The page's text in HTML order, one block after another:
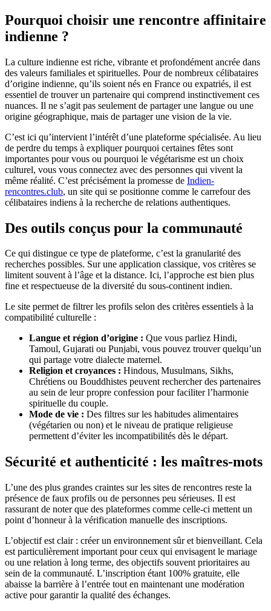
Pourquoi choisir une rencontre affinitaire
indienne ?
La culture indienne est riche, vibrante et profondément ancrée dans
des valeurs familiales et spirituelles. Pour de nombreux célibataires
d’origine indienne, qu’ils soient nés en France ou expatriés, il est
essentiel de trouver un partenaire qui comprend instinctivement ces
nuances. Il ne s’agit pas seulement de partager une langue ou une
origine géographique, mais de partager une vision de la vie.
C’est ici qu’intervient l’intérêt d’une plateforme spécialisée. Au lieu
de perdre du temps à expliquer pourquoi certaines fêtes sont
importantes pour vous ou pourquoi le végétarisme est un choix
culturel, vous vous connectez avec des personnes qui vivent la
même réalité. C’est précisément la promesse de Indien-
rencontres.club, un site qui se positionne comme le carrefour des
célibataires indiens à la recherche de relations authentiques.
Des outils conçus pour la communauté
Ce qui distingue ce type de plateforme, c’est la granularité des
recherches possibles. Sur une application classique, vos critères se
limitent souvent à l’âge et la distance. Ici, l’approche est bien plus
fine et respectueuse de la diversité du sous-continent indien.
Le site permet de filtrer les profils selon des critères essentiels à la
compatibilité culturelle :
Langue et région d’origine : Que vous parliez Hindi,
Tamoul, Gujarati ou Punjabi, vous pouvez trouver quelqu’un
qui partage votre dialecte maternel.
Religion et croyances : Hindous, Musulmans, Sikhs,
Chrétiens ou Bouddhistes peuvent rechercher des partenaires
au sein de leur propre confession pour faciliter l’harmonie
spirituelle du couple.
Mode de vie : Des filtres sur les habitudes alimentaires
(végétarien ou non) et le niveau de pratique religieuse
permettent d’éviter les incompatibilités dès le départ.
Sécurité et authenticité : les maîtres-mots
L’une des plus grandes craintes sur les sites de rencontres reste la
présence de faux profils ou de personnes peu sérieuses. Il est
rassurant de noter que des plateformes comme celle-ci mettent un
point d’honneur à la vérification manuelle des inscriptions.
L’objectif est clair : créer un environnement sûr et bienveillant. Cela
est particulièrement important pour ceux qui envisagent le mariage
ou une relation à long terme, des objectifs souvent prioritaires au
sein de la communauté. L’inscription étant 100% gratuite, elle
abaisse la barrière à l’entrée tout en maintenant une modération
active pour garantir la qualité des échanges.